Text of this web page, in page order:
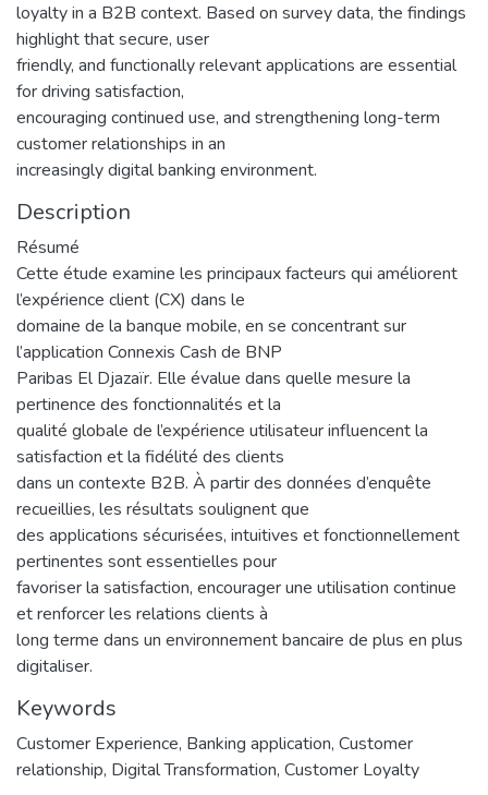
loyalty in a B2B context. Based on survey data, the findings
highlight that secure, user
friendly, and functionally relevant applications are essential
for driving satisfaction,
encouraging continued use, and strengthening long-term
customer relationships in an
increasingly digital banking environment.
Description
Résumé
Cette étude examine les principaux facteurs qui améliorent
l’expérience client (CX) dans le
domaine de la banque mobile, en se concentrant sur
l’application Connexis Cash de BNP
Paribas El Djazaïr. Elle évalue dans quelle mesure la
pertinence des fonctionnalités et la
qualité globale de l’expérience utilisateur influencent la
satisfaction et la fidélité des clients
dans un contexte B2B. À partir des données d’enquête
recueillies, les résultats soulignent que
des applications sécurisées, intuitives et fonctionnellement
pertinentes sont essentielles pour
favoriser la satisfaction, encourager une utilisation continue
et renforcer les relations clients à
long terme dans un environnement bancaire de plus en plus
digitaliser.
Keywords
Customer Experience, Banking application, Customer
relationship, Digital Transformation, Customer Loyalty